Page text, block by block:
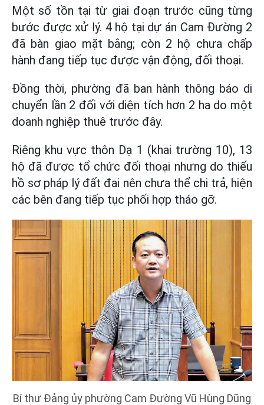
Một số tồn tại từ giai đoạn trước cũng từng
bước được xử lý. 4 hộ tại dự án Cam Đường 2
đã bàn giao mặt bằng; còn 2 hộ chưa chấp
hành đang tiếp tục được vận động, đối thoại.
Đồng thời, phường đã ban hành thông báo di
chuyển lần 2 đối với diện tích hơn 2 ha do một
doanh nghiệp thuê trước đây.
Riêng khu vực thôn Dạ 1 (khai trường 10), 13
hộ đã được tổ chức đối thoại nhưng do thiếu
hồ sơ pháp lý đất đai nên chưa thể chi trả, hiện
các bên đang tiếp tục phối hợp tháo gỡ.
Bí thư Đảng ủy phường Cam Đường Vũ Hùng Dũng